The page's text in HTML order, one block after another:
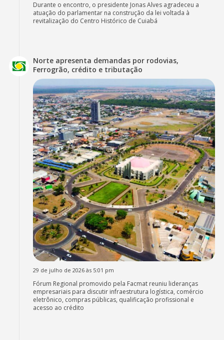
Durante o encontro, o presidente Jonas Alves agradeceu a
atuação do parlamentar na construção da lei voltada à
revitalização do Centro Histórico de Cuiabá
Norte apresenta demandas por rodovias,
Ferrogrão, crédito e tributação
29 de julho de 2026 às 5:01 pm
Fórum Regional promovido pela Facmat reuniu lideranças
empresariais para discutir infraestrutura logística, comércio
eletrônico, compras públicas, qualificação profissional e
acesso ao crédito